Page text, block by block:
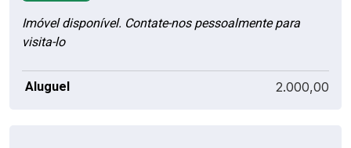
Imóvel disponível. Contate-nos pessoalmente para
visita-lo
Aluguel 2.000,00